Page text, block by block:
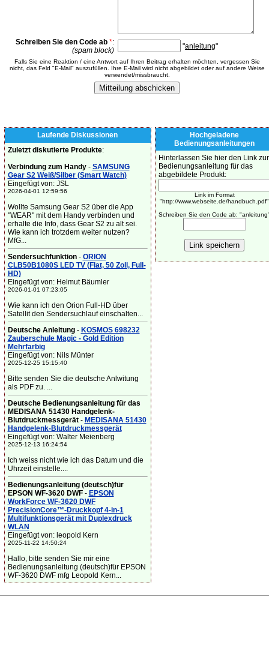
Schreiben Sie den Code ab *:
(spam block)
"anleitung"
Falls Sie eine Reaktion / eine Antwort auf Ihren Beitrag erhalten möchten, vergessen Sie
nicht, das Feld "E-Mail" auszufüllen. Ihre E-Mail wird nicht abgebildet oder auf andere Weise
verwendet/missbraucht.
Laufende Diskussionen
Zuletzt diskutierte Produkte:
Verbindung zum Handy- SAMSUNG
Gear S2 Weiß/Silber (Smart Watch)
Eingefügt von: JSL
2026-04-01 12:59:56
Wollte Samsung Gear S2 über die App
"WEAR" mit dem Handy verbinden und
erhalte die Info, dass Gear S2 zu alt sei.
Wie kann ich trotzdem weiter nutzen?
MfG...
Sendersuchfunktion- ORION
CLB50B1080S LED TV (Flat, 50 Zoll, Full-
HD)
Eingefügt von: Helmut Bäumler
2026-01-01 07:23:05
Wie kann ich den Orion Full-HD über
Satellit den Sendersuchlauf einschalten...
Deutsche Anleitung- KOSMOS 698232
Zauberschule Magic - Gold Edition
Mehrfarbig
Eingefügt von: Nils Münter
2025-12-25 15:15:40
Bitte senden Sie die deutsche Anlwitung
als PDF zu. ...
Deutsche Bedienungsanleitung für das
MEDISANA 51430 Handgelenk-
Blutdruckmessgerät- MEDISANA 51430
Handgelenk-Blutdruckmessgerät
Eingefügt von: Walter Meienberg
2025-12-13 16:24:54
Ich weiss nicht wie ich das Datum und die
Uhrzeit einstelle....
Bedienungsanleitung (deutsch)für
EPSON WF-3620 DWF- EPSON
WorkForce WF-3620 DWF
PrecisionCore™-Druckkopf 4-in-1
Multifunktionsgerät mit Duplexdruck
WLAN
Eingefügt von: leopold Kern
2025-11-22 14:50:24
Hallo, bitte senden Sie mir eine
Bedienungsanleitung (deutsch)für EPSON
WF-3620 DWF mfg Leopold Kern...
Hochgeladene
Bedienungsanleitungen
Hinterlassen Sie hier den Link zur
Bedienungsanleitung für das
abgebildete Produkt:
Link im Format
"http://www.webseite.de/handbuch.pdf"
Schreiben Sie den Code ab: